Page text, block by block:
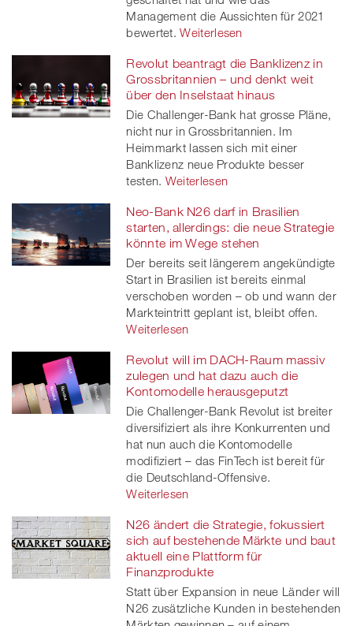
Management die Aussichten für 2021
bewertet. Weiterlesen
Revolut beantragt die Banklizenz in
Grossbritannien – und denkt weit
über den Inselstaat hinaus
Die Challenger-Bank hat grosse Pläne,
nicht nur in Grossbritannien. Im
Heimmarkt lassen sich mit einer
Banklizenz neue Produkte besser
testen. Weiterlesen
Neo-Bank N26 darf in Brasilien
starten, allerdings: die neue Strategie
könnte im Wege stehen
Der bereits seit längerem angekündigte
Start in Brasilien ist bereits einmal
verschoben worden – ob und wann der
Markteintritt geplant ist, bleibt offen.
Weiterlesen
Revolut will im DACH-Raum massiv
zulegen und hat dazu auch die
Kontomodelle herausgeputzt
Die Challenger-Bank Revolut ist breiter
diversifiziert als ihre Konkurrenten und
hat nun auch die Kontomodelle
modifiziert – das FinTech ist bereit für
die Deutschland-Offensive.
Weiterlesen
N26 ändert die Strategie, fokussiert
sich auf bestehende Märkte und baut
aktuell eine Plattform für
Finanzprodukte
Statt über Expansion in neue Länder will
N26 zusätzliche Kunden in bestehenden